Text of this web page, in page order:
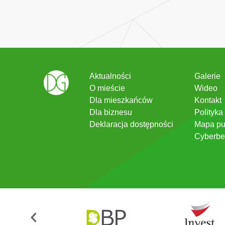
Aktualności
O mieście
Dla mieszkańców
Dla biznesu
Deklaracja dostępności
Galerie
Wideo
Kontakt
Mapa